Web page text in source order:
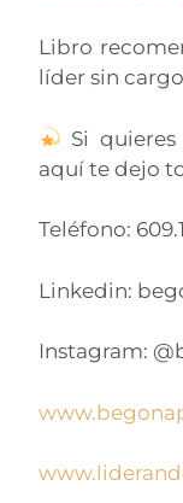
Libro
líder sin
Si
aquí te dejo
Teléfono:
Linkedin:
Instagram: